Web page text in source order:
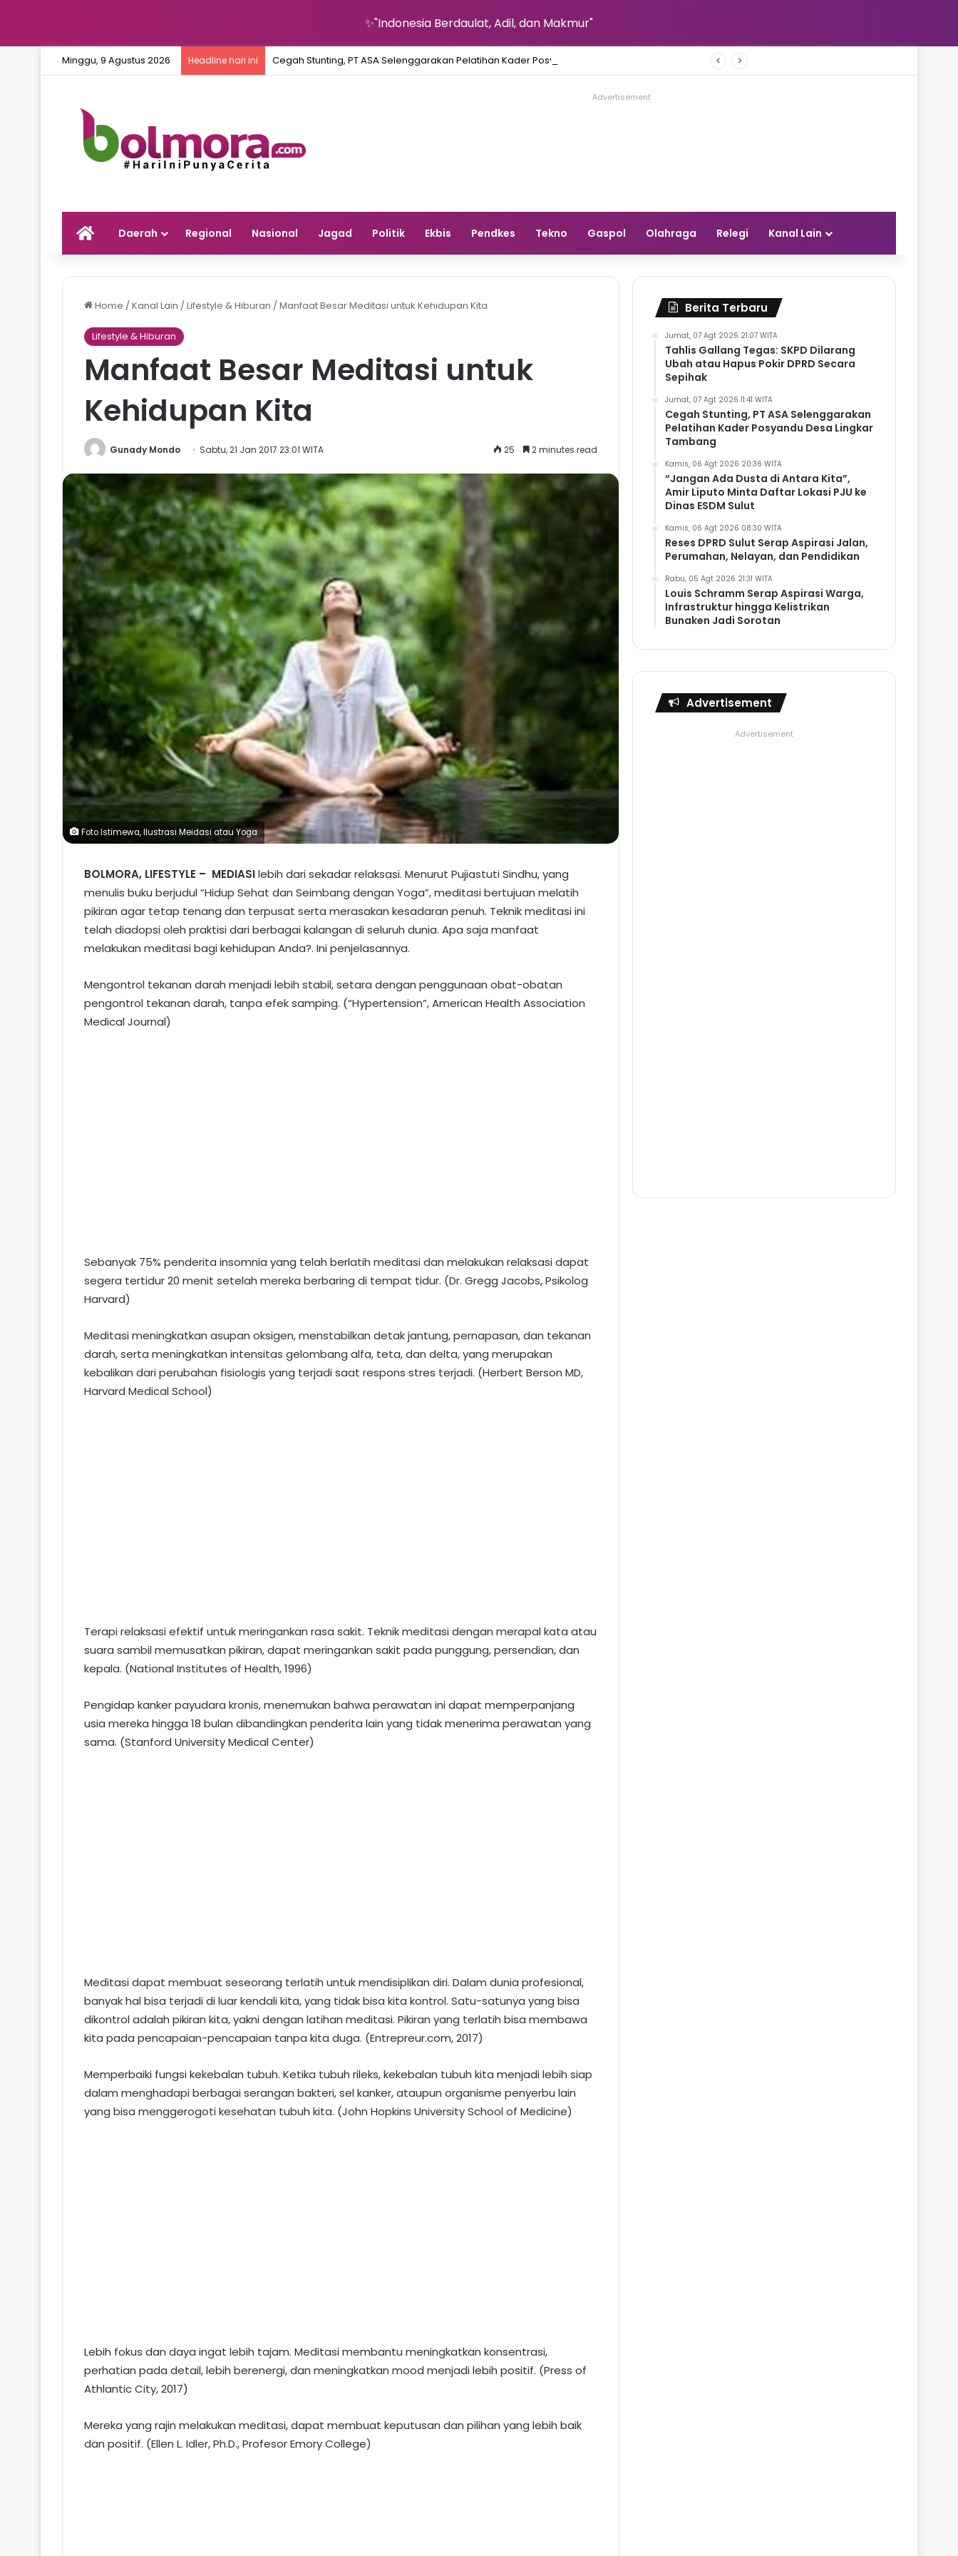
✨"Indonesia Berdaulat, Adil, dan Makmur"
Minggu, 9 Agustus 2026 Headline hari ini Cegah Stunting, PT ASA Selenggarakan Pelatihan Kader Posyandu Desa Lingkar Tambang
Advertisement
HomeDaerah Regional Nasional Jagad Politik Ekbis Pendkes Tekno Gaspol Olahraga Relegi Kanal Lain
Home /Kanal Lain /Lifestyle & Hiburan /Manfaat Besar Meditasi untuk Kehidupan Kita
Lifestyle & Hiburan
Manfaat Besar Meditasi untuk
Kehidupan Kita
Gunady Mondo Sabtu, 21 Jan 2017 23:01 WITA 25 2 minutes read
Foto Istimewa, Ilustrasi Meidasi atau Yoga
BOLMORA, LIFESTYLE – MEDIASIlebih dari sekadar relaksasi. Menurut Pujiastuti Sindhu, yang
menulis buku berjudul “Hidup Sehat dan Seimbang dengan Yoga”, meditasi bertujuan melatih
pikiran agar tetap tenang dan terpusat serta merasakan kesadaran penuh. Teknik meditasi ini
telah diadopsi oleh praktisi dari berbagai kalangan di seluruh dunia. Apa saja manfaat
melakukan meditasi bagi kehidupan Anda?. Ini penjelasannya.
Mengontrol tekanan darah menjadi lebih stabil, setara dengan penggunaan obat-obatan
pengontrol tekanan darah, tanpa efek samping. (“Hypertension”, American Health Association
Medical Journal)
Sebanyak 75% penderita insomnia yang telah berlatih meditasi dan melakukan relaksasi dapat
segera tertidur 20 menit setelah mereka berbaring di tempat tidur. (Dr. Gregg Jacobs, Psikolog
Harvard)
Meditasi meningkatkan asupan oksigen, menstabilkan detak jantung, pernapasan, dan tekanan
darah, serta meningkatkan intensitas gelombang alfa, teta, dan delta, yang merupakan
kebalikan dari perubahan fisiologis yang terjadi saat respons stres terjadi. (Herbert Berson MD,
Harvard Medical School)
Terapi relaksasi efektif untuk meringankan rasa sakit. Teknik meditasi dengan merapal kata atau
suara sambil memusatkan pikiran, dapat meringankan sakit pada punggung, persendian, dan
kepala. (National Institutes of Health, 1996)
Pengidap kanker payudara kronis, menemukan bahwa perawatan ini dapat memperpanjang
usia mereka hingga 18 bulan dibandingkan penderita lain yang tidak menerima perawatan yang
sama. (Stanford University Medical Center)
Meditasi dapat membuat seseorang terlatih untuk mendisiplikan diri. Dalam dunia profesional,
banyak hal bisa terjadi di luar kendali kita, yang tidak bisa kita kontrol. Satu-satunya yang bisa
dikontrol adalah pikiran kita, yakni dengan latihan meditasi. Pikiran yang terlatih bisa membawa
kita pada pencapaian-pencapaian tanpa kita duga. (Entrepreur.com, 2017)
Memperbaiki fungsi kekebalan tubuh. Ketika tubuh rileks, kekebalan tubuh kita menjadi lebih siap
dalam menghadapi berbagai serangan bakteri, sel kanker, ataupun organisme penyerbu lain
yang bisa menggerogoti kesehatan tubuh kita. (John Hopkins University School of Medicine)
Lebih fokus dan daya ingat lebih tajam. Meditasi membantu meningkatkan konsentrasi,
perhatian pada detail, lebih berenergi, dan meningkatkan mood menjadi lebih positif. (Press of
Athlantic City, 2017)
Mereka yang rajin melakukan meditasi, dapat membuat keputusan dan pilihan yang lebih baik
dan positif. (Ellen L. Idler, Ph.D., Profesor Emory College)
Berita Terbaru
Jumat, 07 Agt 2026 21:07 WITA
Tahlis Gallang Tegas: SKPD Dilarang
Ubah atau Hapus Pokir DPRD Secara
Sepihak
Jumat, 07 Agt 2026 11:41 WITA
Cegah Stunting, PT ASA Selenggarakan
Pelatihan Kader Posyandu Desa Lingkar
Tambang
Kamis, 06 Agt 2026 20:36 WITA
“Jangan Ada Dusta di Antara Kita”,
Amir Liputo Minta Daftar Lokasi PJU ke
Dinas ESDM Sulut
Kamis, 06 Agt 2026 08:30 WITA
Reses DPRD Sulut Serap Aspirasi Jalan,
Perumahan, Nelayan, dan Pendidikan
Rabu, 05 Agt 2026 21:31 WITA
Louis Schramm Serap Aspirasi Warga,
Infrastruktur hingga Kelistrikan
Bunaken Jadi Sorotan
Advertisement
Advertisement